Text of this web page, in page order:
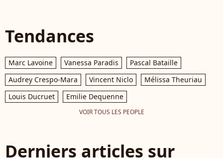
Tendances
Marc Lavoine Vanessa Paradis
Pascal Bataille
Audrey Crespo-Mara
Vincent Niclo
Mélissa Theuriau
Louis Ducruet
Emilie Dequenne
VOIR TOUS LES PEOPLE
Derniers articles sur